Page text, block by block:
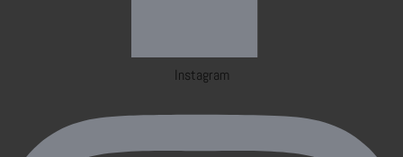
Instagram